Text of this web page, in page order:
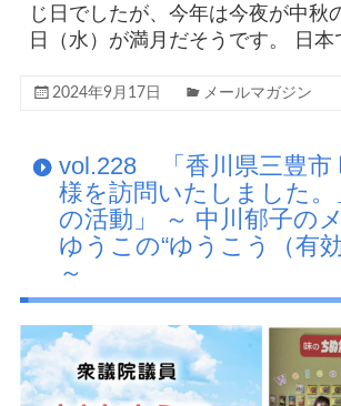
じ日でしたが、今年は今夜が中秋
日（水）が満月だそうです。 日
2024年9月17日 メールマガジン
vol.228 「香川県三豊市
様を訪問いたしました。
の活動」 ～ 中川郁子の
ゆうこの“ゆうこう（有
～